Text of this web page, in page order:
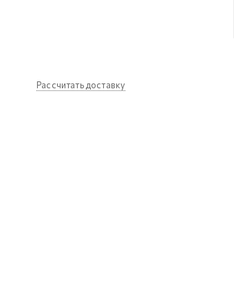
Рассчитать доставку